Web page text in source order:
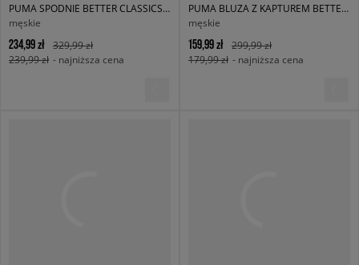
PUMA SPODNIE BETTER CLASSICS WOVEN PANTS
męskie
234,99 zł
329,99 zł
239,99 zł - najniższa cena
PUMA BLUZA Z KAPTUREM BETTER CLASSICS RELAXED
męskie
159,99 zł
299,99 zł
179,99 zł - najniższa cena